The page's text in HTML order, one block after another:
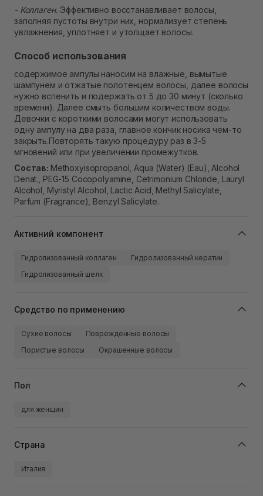
- Коллаген.Эффективно восстанавливает волосы,
заполняя пустоты внутри них, нормализует степень
увлажнения, уплотняет и утолщает волосы.
Способ использования
содержимое ампулы наносим на влажные, вымытые
шампунем и отжатые полотенцем волосы, далее волосы
нужно вспенить и подержать от 5 до 30 минут (сколько
времени). Далее смыть большим количеством воды.
Девочки с короткими волосами могут использовать
одну ампулу на два раза, главное кончик носика чем-то
закрыть.Повторять такую ​​процедуру раз в 3-5
мгновений или при увеличении промежутков.
Состав: Methoxyisopropanol, Aqua (Water) (Eau), Alcohol
Denat., PEG-15 Cocopolyamine, Cetrimonium Chloride, Lauryl
Alcohol, Myristyl Alcohol, Lactic Acid, Methyl Salicylate,
Parfum (Fragrance), Benzyl Salicylate.
Активний компонент
Гидролизованный коллаген
Гидролизованный кератин
Гидролизованный шелк
Средство по применению
Сухие волосы
Поврежденные волосы
Пористые волосы
Окрашенные волосы
Пол
для женщин
Страна
Италия